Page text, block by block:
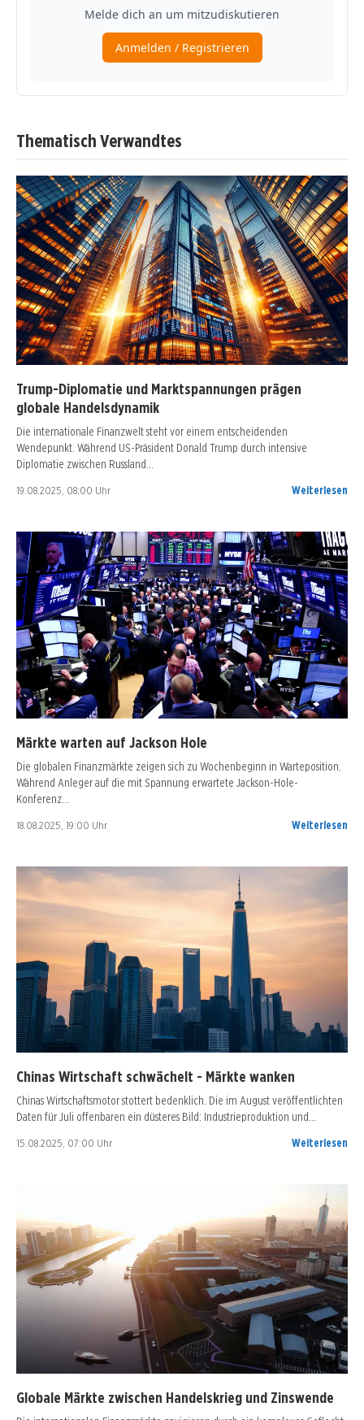
Thematisch Verwandtes
Trump-Diplomatie und Marktspannungen prägen
globale Handelsdynamik
Die internationale Finanzwelt steht vor einem entscheidenden
Wendepunkt. Während US-Präsident Donald Trump durch intensive
Diplomatie zwischen Russland…
19.08.2025, 08:00 Uhr Weiterlesen
Märkte warten auf Jackson Hole
Die globalen Finanzmärkte zeigen sich zu Wochenbeginn in Warteposition.
Während Anleger auf die mit Spannung erwartete Jackson-Hole-
Konferenz…
18.08.2025, 19:00 Uhr Weiterlesen
Chinas Wirtschaft schwächelt - Märkte wanken
Chinas Wirtschaftsmotor stottert bedenklich. Die im August veröffentlichten
Daten für Juli offenbaren ein düsteres Bild: Industrieproduktion und…
15.08.2025, 07:00 Uhr Weiterlesen
Globale Märkte zwischen Handelskrieg und Zinswende